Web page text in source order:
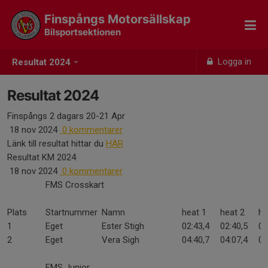
Resultat 2024 Logga in
Finspångs Motorsällskap
Bilsportsektionen
Resultat 2024
Finspångs 2 dagars 20-21 Apr
18 nov 2024 0 kommentarer
Länk till resultat hittar du HÄR
Resultat KM 2024
18 nov 2024 0 kommentarer
FMS Crosskart
Plats Startnummer Namn heat 1 heat 2
1
Eget Ester Stigh 02:43,4 02:40,5
2
Eget Vera Sigh 04:40,7 04:07,4